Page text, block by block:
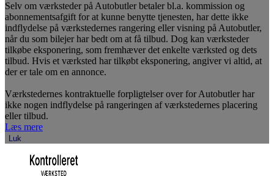
Selv om værksteder på Autobutler betaler bl.a. kommission og
abonnementsafgift for at kunne benytte tjenesten, har dette ikke
indflydelse på værkstedernes rangering eller visning på Autobutler,
når du som bilejer har bedt om at få tilbud. Dog kan værksteder
tilkøbe eksponering, som fremhæver det enkelte værksted og dets
tilbud. Hvis et værksted har tilkøbt eksponering, angiver vi altid, at
der er tale om en annonce.
Værkstedernes kontraktuelle forpligtelser over for Autobutler har
ikke nogen indflydelse på rangeringen af værkstedernes placering
eller tilbud.
Læs mere
Luk